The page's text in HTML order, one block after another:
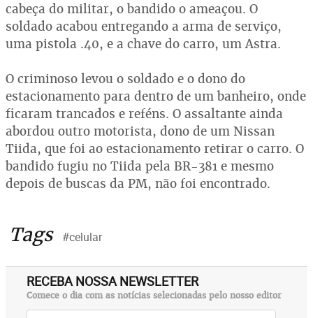
cabeça do militar, o bandido o ameaçou. O
soldado acabou entregando a arma de serviço,
uma pistola .40, e a chave do carro, um Astra.
O criminoso levou o soldado e o dono do
estacionamento para dentro de um banheiro, onde
ficaram trancados e reféns. O assaltante ainda
abordou outro motorista, dono de um Nissan
Tiida, que foi ao estacionamento retirar o carro. O
bandido fugiu no Tiida pela BR-381 e mesmo
depois de buscas da PM, não foi encontrado.
Tags #celular
RECEBA NOSSA NEWSLETTER
Comece o dia com as notícias selecionadas pelo nosso editor